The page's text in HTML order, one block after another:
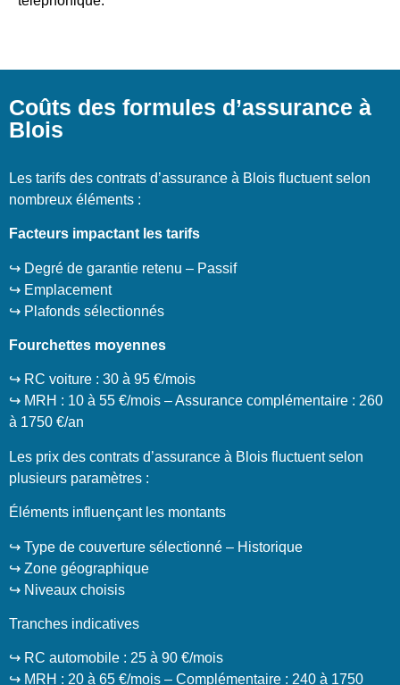
Coûts des formules d’assurance à
Blois
Les tarifs des contrats d’assurance à Blois fluctuent selon
nombreux éléments :
Facteurs impactant les tarifs
↪️ Degré de garantie retenu – Passif
↪️ Emplacement
↪️ Plafonds sélectionnés
Fourchettes moyennes
↪️ RC voiture : 30 à 95 €/mois
↪️ MRH : 10 à 55 €/mois – Assurance complémentaire : 260
à 1750 €/an
Les prix des contrats d’assurance à Blois fluctuent selon
plusieurs paramètres :
Éléments influençant les montants
↪️ Type de couverture sélectionné – Historique
↪️ Zone géographique
↪️ Niveaux choisis
Tranches indicatives
↪️ RC automobile : 25 à 90 €/mois
↪️ MRH : 20 à 65 €/mois – Complémentaire : 240 à 1750